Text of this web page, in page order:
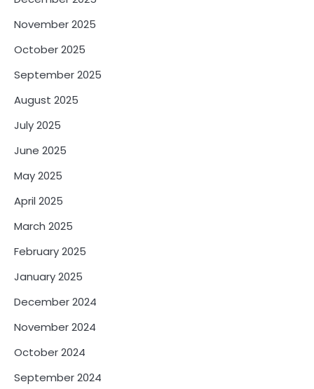
November 2025
October 2025
September 2025
August 2025
July 2025
June 2025
May 2025
April 2025
March 2025
February 2025
January 2025
December 2024
November 2024
October 2024
September 2024